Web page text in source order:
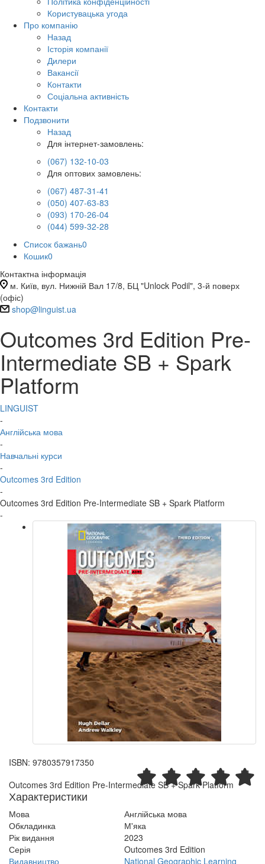
Користувацька угода
Про компанію
Назад
Історія компанії
Дилери
Вакансії
Контакти
Соціальна активність
Контакти
Подзвонити
Назад
Для інтернет-замовлень:
(067) 132-10-03
Для оптових замовлень:
(067) 487-31-41
(050) 407-63-83
(093) 170-26-04
(044) 599-32-28
Список бажань0
Кошик0
Контактна інформація
м. Київ, вул. Нижній Вал 17/8, БЦ "Unlock Podil", 3-й поверх
(офіс)
shop@linguist.ua
Outcomes 3rd Edition Pre-
Intermediate SB + Spark
Platform
LINGUIST
-
Англійська мова
-
Навчальні курси
-
Outcomes 3rd Edition
-
Outcomes 3rd Edition Pre-Intermediate SB + Spark Platform
-
ISBN: 9780357917350
Outcomes 3rd Edition Pre-Intermediate SB + Spark Platform
Характеристики
Мова
Англійська мова
Обкладинка
М'яка
Рік видання
2023
Серія
Outcomes 3rd Edition
Видавництво
National Geographic Learning